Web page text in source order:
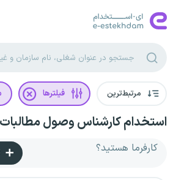
مرتبط‌ترین فیلترها
استخدام کارشناس وصول
کارفرما هستید؟